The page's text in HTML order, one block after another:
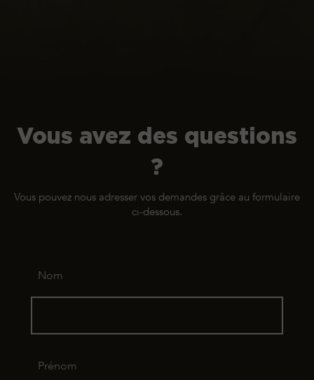
Vous avez des questions
?
Vous pouvez nous adresser vos demandes grâce au formulaire
ci-dessous.
Nom
Prénom